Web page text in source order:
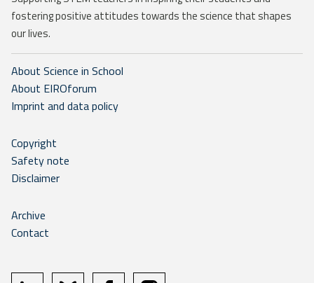
fostering positive attitudes towards the science that shapes
our lives.
About Science in School
About EIROforum
Imprint and data policy
Copyright
Safety note
Disclaimer
Archive
Contact